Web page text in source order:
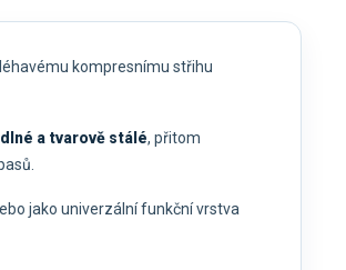
kompresnímu střihu
a tvarově stálé, přitom
jako univerzální funkční vrstva